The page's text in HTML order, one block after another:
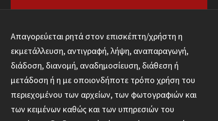
Απαγορεύεται ρητά στον επισκέπτη/χρήστη η
εκμετάλλευση, αντιγραφή, λήψη, αναπαραγωγή,
διάδοση, διανομή, αναδημοσίευση, διάθεση ή
μετάδοση ή η με οποιονδήποτε τρόπο χρήση του
περιεχομένου των αρχείων, των φωτογραφιών και
των κειμένων καθώς και των υπηρεσιών του